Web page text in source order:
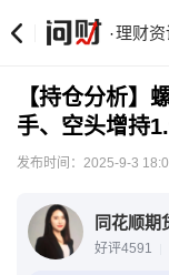
·理财资
【持仓分析】
手、空头增持
发布时间：2025-9-3
同花顺期
好评4591